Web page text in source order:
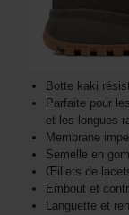
Botte kaki
Parfaite pour
et les longues
Membrane
Semelle en
Œillets de
Embout et
Languette et